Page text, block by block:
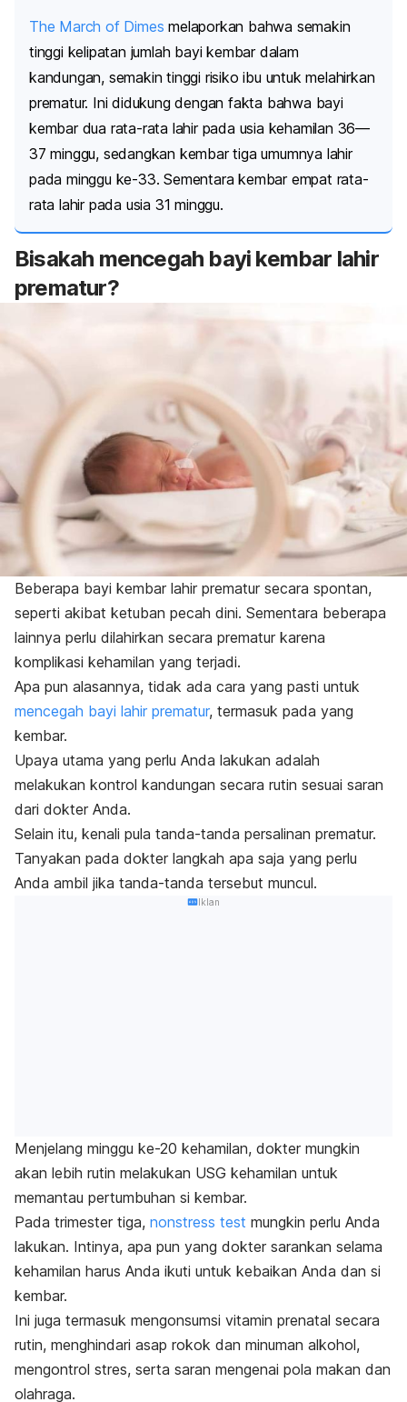
The March of Dimes melaporkan bahwa semakin
tinggi kelipatan jumlah bayi kembar dalam
kandungan, semakin tinggi risiko ibu untuk melahirkan
prematur. Ini didukung dengan fakta bahwa bayi
kembar dua rata-rata lahir pada usia kehamilan 36—
37 minggu, sedangkan kembar tiga umumnya lahir
pada minggu ke-33. Sementara kembar empat rata-
rata lahir pada usia 31 minggu.
Bisakah mencegah bayi kembar lahir
prematur?
Beberapa bayi kembar lahir prematur secara spontan,
seperti akibat ketuban pecah dini. Sementara beberapa
lainnya perlu dilahirkan secara prematur karena
komplikasi kehamilan yang terjadi.
Apa pun alasannya, tidak ada cara yang pasti untuk
mencegah bayi lahir prematur, termasuk pada yang
kembar.
Upaya utama yang perlu Anda lakukan adalah
melakukan kontrol kandungan secara rutin sesuai saran
dari dokter Anda.
Selain itu, kenali pula tanda-tanda persalinan prematur.
Tanyakan pada dokter langkah apa saja yang perlu
Anda ambil jika tanda-tanda tersebut muncul.
Iklan
Menjelang minggu ke-20 kehamilan, dokter mungkin
akan lebih rutin melakukan USG kehamilan untuk
memantau pertumbuhan si kembar.
Pada trimester tiga, nonstress test mungkin perlu Anda
lakukan. Intinya, apa pun yang dokter sarankan selama
kehamilan harus Anda ikuti untuk kebaikan Anda dan si
kembar.
Ini juga termasuk mengonsumsi vitamin prenatal secara
rutin, menghindari asap rokok dan minuman alkohol,
mengontrol stres, serta saran mengenai pola makan dan
olahraga.